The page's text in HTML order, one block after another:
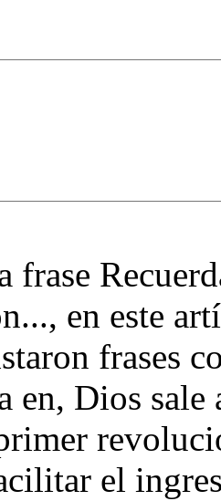
frase
en este
frases
en, Dios
el